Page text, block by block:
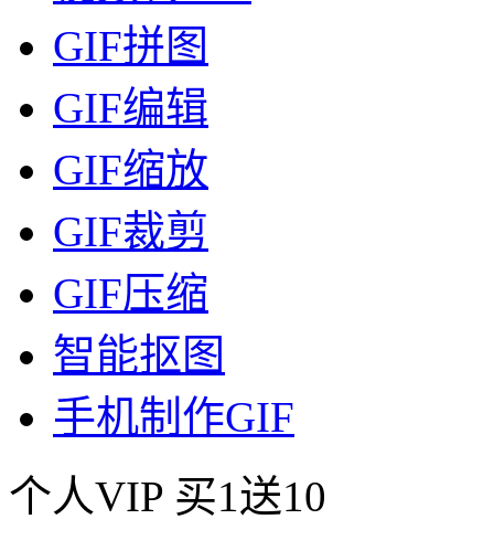
GIF拼图
GIF编辑
GIF缩放
GIF裁剪
GIF压缩
智能抠图
手机制作GIF
个人VIP 买1送10